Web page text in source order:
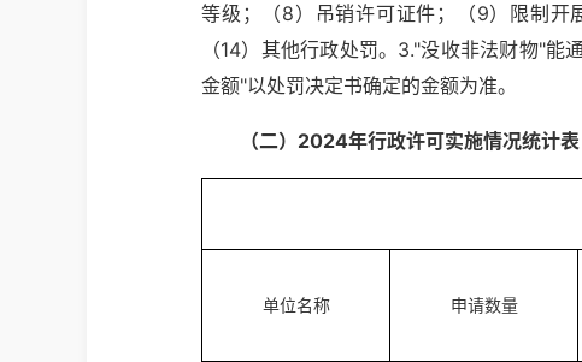
等级；（8）吊销许可证件；（9）限制开
（14）其他行政处罚。3."没收非法财物"
金额"以处罚决定书确定的金额为准。
（二）2024年行政许可实施情况统计表
单位名称 申请数量